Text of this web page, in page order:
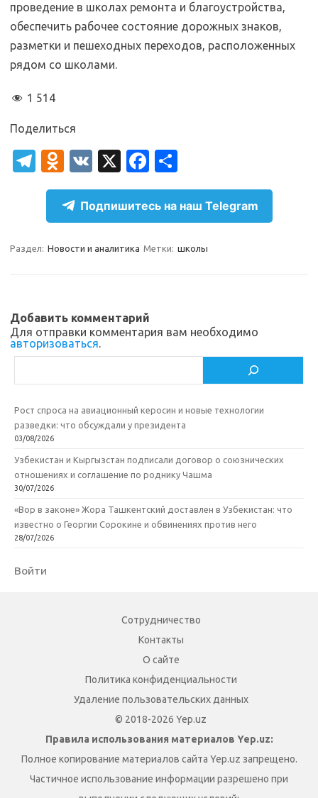
проведение в школах ремонта и благоустройства,
обеспечить рабочее состояние дорожных знаков,
разметки и пешеходных переходов, расположенных
рядом со школами.
1 514
Поделиться
T
el
gr
a
O
d
n
o
kl
ik
i
V
K
X
Fa
c
e
b
o
т
п
р
а
ь
Подпишитесь на наш Telegram
Раздел: Новости и аналитика Метки: школы
Добавить комментарий
Для отправки комментария вам необходимо
авторизоваться.
Рост спроса на авиационный керосин и новые технологии
разведки: что обсуждали у президента
03/08/2026
Узбекистан и Кыргызстан подписали договор о союзнических
отношениях и соглашение по роднику Чашма
30/07/2026
«Вор в законе» Жора Ташкентский доставлен в Узбекистан: что
известно о Георгии Сорокине и обвинениях против него
28/07/2026
Войти
Сотрудничество
Контакты
О сайте
Политика конфиденциальности
Удаление пользовательских данных
© 2018-2026 Yep.uz
Правила использования материалов Yep.uz:
Полное копирование материалов сайта Yep.uz запрещено.
Частичное использование информации разрешено при